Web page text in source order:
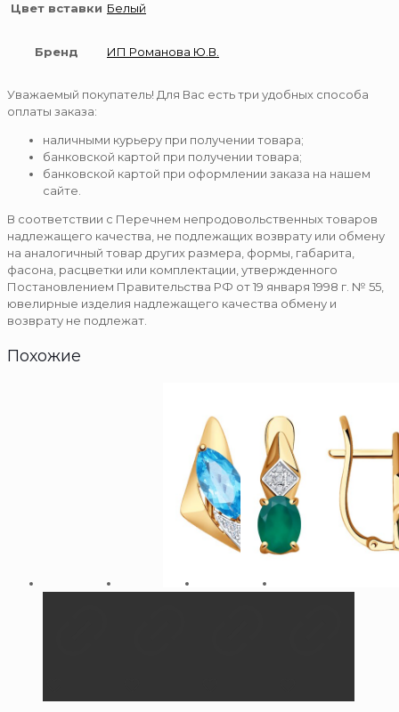
Цвет вставки Белый
Бренд ИП Романова Ю.В.
Уважаемый покупатель! Для Вас есть три удобных способа
оплаты заказа:
наличными курьеру при получении товара;
банковской картой при получении товара;
банковской картой при оформлении заказа на нашем
сайте.
В соответствии с Перечнем непродовольственных товаров
надлежащего качества, не подлежащих возврату или обмену
на аналогичный товар других размера, формы, габарита,
фасона, расцветки или комплектации, утвержденного
Постановлением Правительства РФ от 19 января 1998 г. № 55,
ювелирные изделия надлежащего качества обмену и
возврату не подлежат.
Похожие